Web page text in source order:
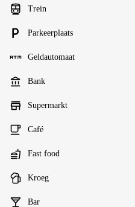
Trein
Parkeerplaats
Geldautomaat
Bank
Supermarkt
Café
Fast food
Kroeg
Bar